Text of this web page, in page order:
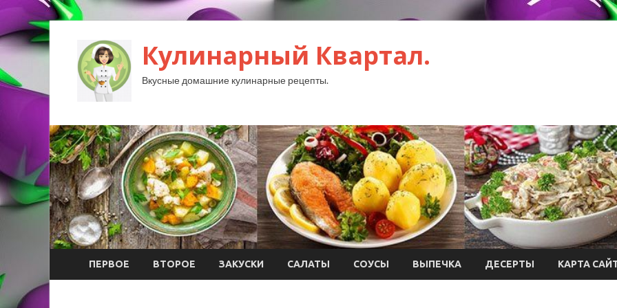
Кулинарный Квартал.
Вкусные домашние кулинарные рецепты.
ПЕРВОЕ ВТОРОЕ ЗАКУСКИ САЛАТЫ СОУСЫ ВЫПЕЧКА ДЕСЕРТЫ КАРТА